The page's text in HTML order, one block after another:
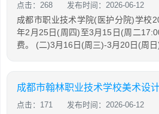
点击：268 发布时间：2026-06-12
成都市职业技术学院(医护分院)学校
年2月25日(周四)至3月15日(周二
费。 (二)3月16日(周三)-3月20日(周
成都市翰林职业技术学校美术设
点击：171 发布时间：2026-06-12